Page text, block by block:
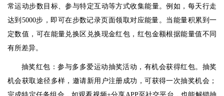
常运动步数目标、参与特定互动等方式收集能量。例如，每天行走
达到5000步，即可在步数记录页面领取对应能量。当能量积累到一
定数值，可在能量兑换区兑换现金红包，红包金额根据能量值不同
有所差异。
抽奖红包：参与多多爱运动抽奖活动，有机会获得红包。抽奖
机会获取途径多样，邀请新用户注册成功，可获得一次抽奖机会；